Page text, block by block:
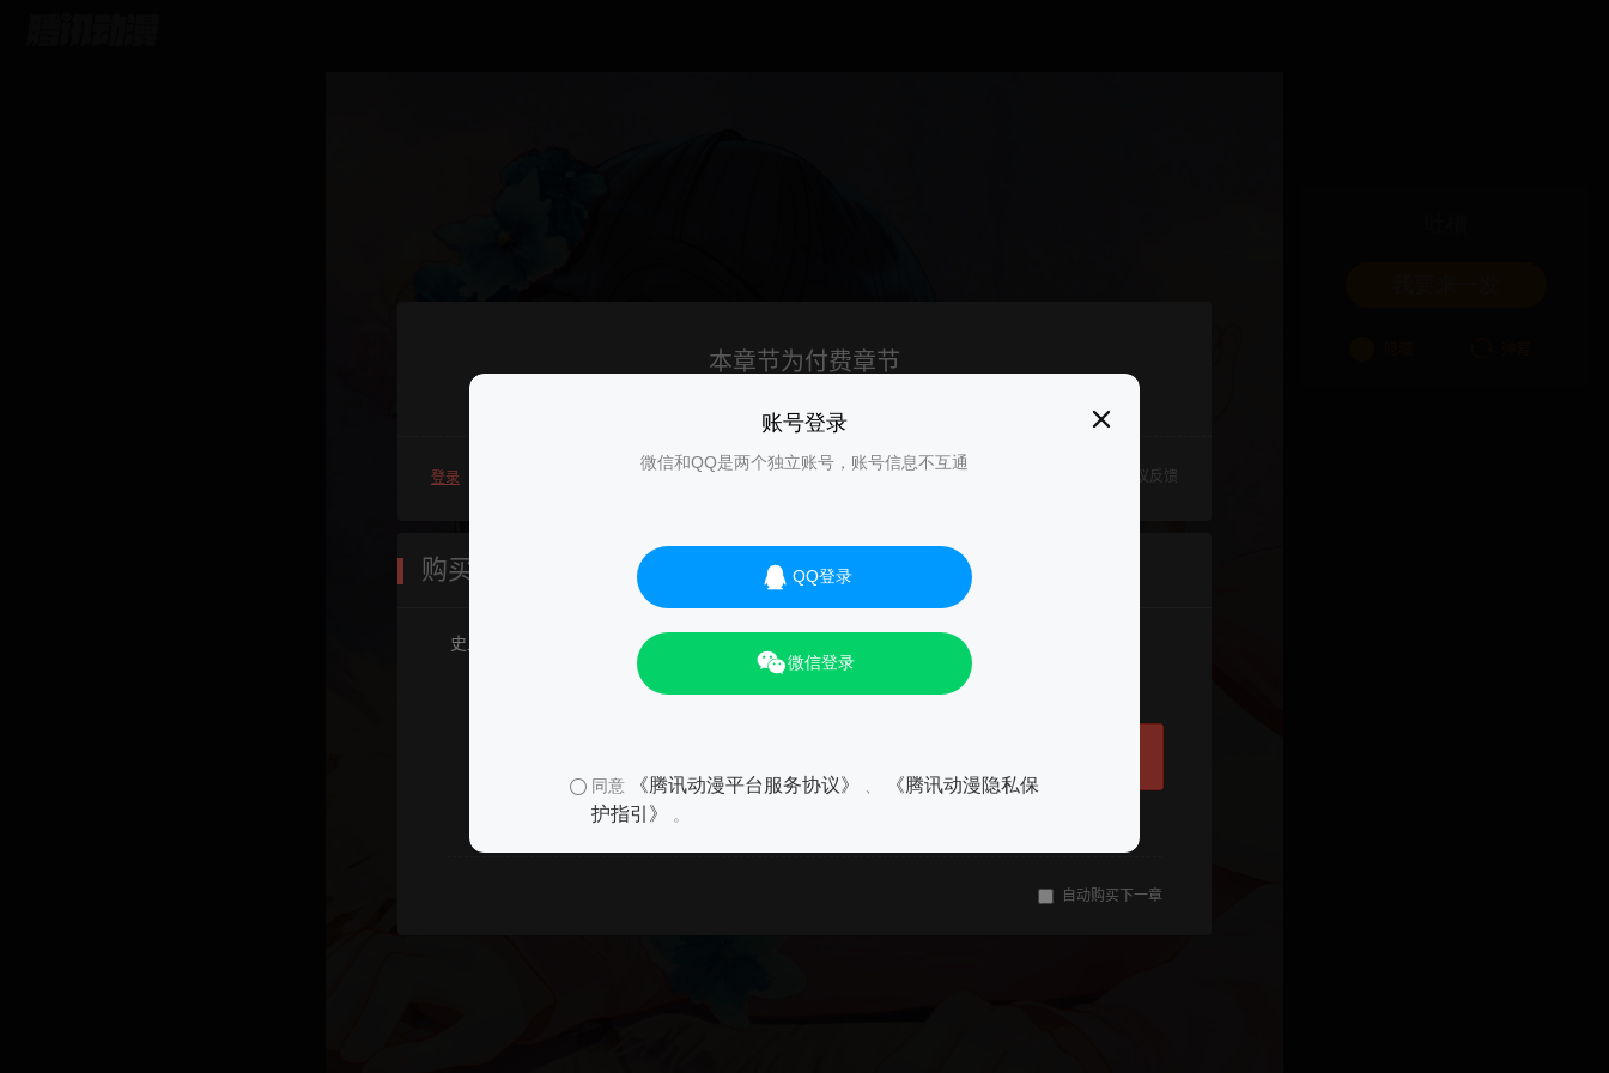
账号登录
微信和QQ是两个独立账号，账号信息不互通
QQ登录
微信登录
同意 《腾讯动漫平台服务协议》
《腾讯动漫隐私保
护指引》
。